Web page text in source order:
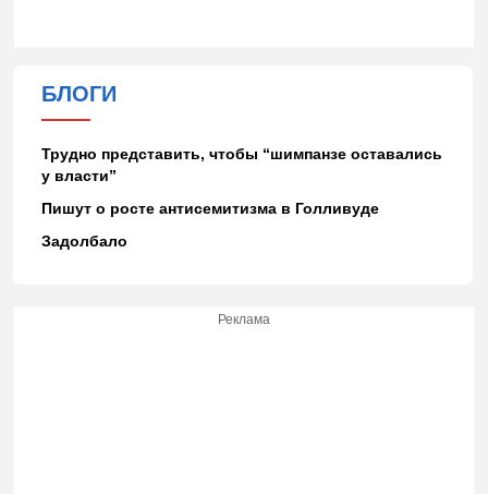
БЛОГИ
Трудно представить, чтобы “шимпанзе оставались
у власти”
Пишут о росте антисемитизма в Голливуде
Задолбало
Реклама